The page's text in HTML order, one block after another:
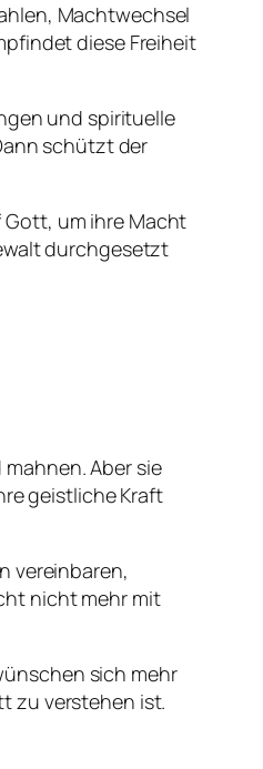
Machtwechsel
diese Freiheit
und spirituelle
schützt der
um ihre Macht
durchgesetzt
Aber sie
geistliche Kraft
vereinbaren,
nicht mehr mit
sich mehr
zu verstehen ist.